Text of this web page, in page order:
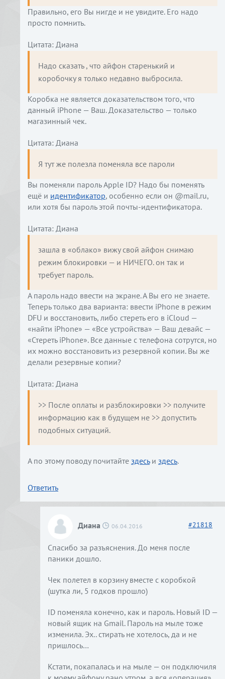
Правильно, его Вы нигде и не увидите. Его надо
просто помнить.
Цитата: Диана
Надо сказать , что айфон старенький и
коробочку я только недавно выбросила.
Коробка не является доказательством того, что
данный iPhone — Ваш. Доказательство — только
магазинный чек.
Цитата: Диана
Я тут же полезла поменяла все пароли
Вы поменяли пароль Apple ID? Надо бы поменять
ещё и идентификатор, особенно если он @mail.ru,
или хотя бы пароль этой почты-идентификатора.
Цитата: Диана
зашла в «облако» вижу свой айфон снимаю
режим блокировки — и НИЧЕГО. он так и
требует пароль.
А пароль надо ввести на экране. А Вы его не знаете.
Теперь только два варианта: ввести iPhone в режим
DFU и восстановить, либо стереть его в iCloud —
«найти iPhone» — «Все устройства» — Ваш девайс —
«Стереть iPhone». Все данные с телефона сотрутся, но
их можно восстановить из резервной копии. Вы же
делали резервные копии?
Цитата: Диана
>> После оплаты и разблокировки >> получите
информацию как в будущем не >> допустить
подобных ситуаций.
А по этому поводу почитайте здесьи здесь.
Ответить
Диана 06.04.2016 #21818
Спасибо за разъяснения. До меня после
паники дошло.
Чек полетел в корзину вместе с коробкой
(шутка ли, 5 годков прошло)
ID поменяла конечно, как и пароль. Новый ID —
новый ящик на Gmail. Пароль на мыле тоже
изменила. Эх.. стирать не хотелось, да и не
пришлось…
Кстати, покапалась и на мыле — он подключиля